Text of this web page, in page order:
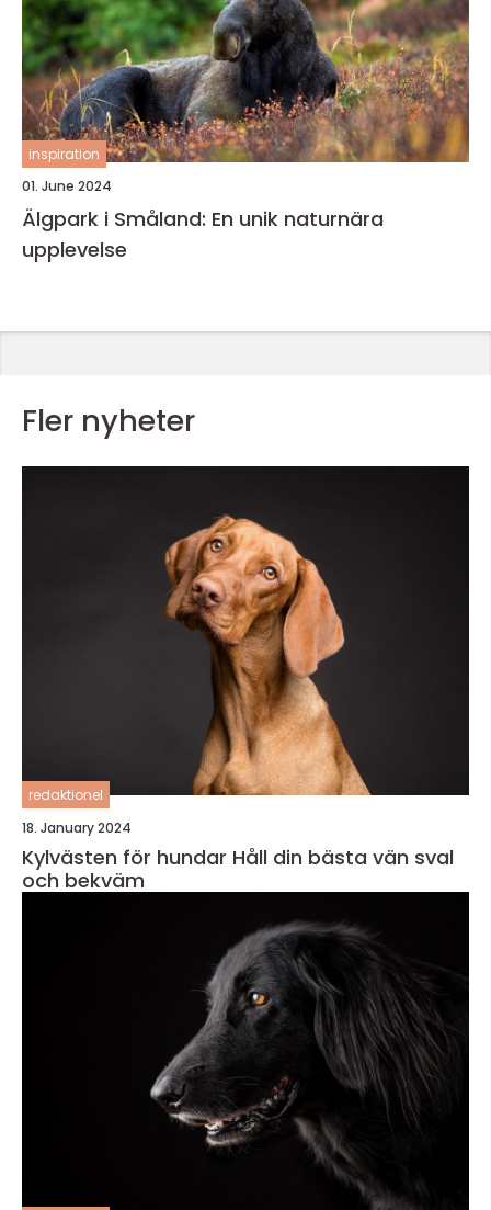
inspiration
01. June 2024
Älgpark i Småland: En unik naturnära
upplevelse
Fler nyheter
redaktionel
18. January 2024
Kylvästen för hundar Håll din bästa vän sval
och bekväm